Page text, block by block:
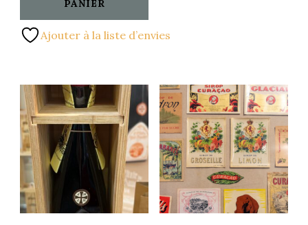
PANIER
Ajouter à la liste d’envies